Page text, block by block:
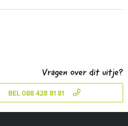
Vragen over dit uitje?
BEL 088 428 81 81